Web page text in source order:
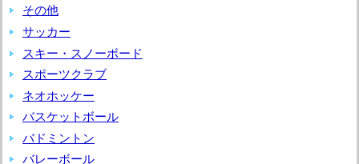
者
バ
ス
ケ
ッ
ト
ボ
その他
サッカー
スキー・スノーボード
スポーツクラブ
ネオホッケー
バスケットボール
バドミントン
バレーボール